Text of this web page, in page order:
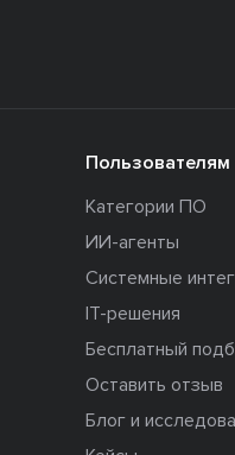
Пользователям
Категории ПО
ИИ-агенты
Системные
IT-решения
Бесплатный
Оставить отзыв
Блог и